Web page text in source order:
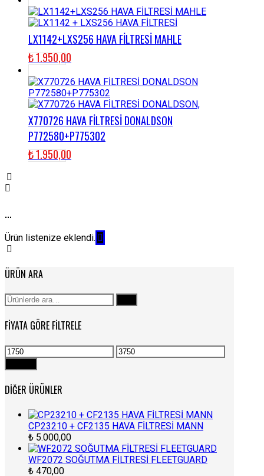
LX1142+LXS256 HAVA FİLTRESİ MAHLE
₺1.950,00
X770726 HAVA FİLTRESİ DONALDSON
P772580+P775302
₺1.950,00
...
Ürün listenize eklendi.
ÜRÜN ARA
Ara:
FIYATA GÖRE FILTRELE
En
düşük
fiyat
En
yüksek
DIĞER ÜRÜNLER
CP23210 + CF2135 HAVA FİLTRESİ MANN
₺ 5.000,00
WF2072 SOĞUTMA FİLTRESİ FLEETGUARD
₺ 470,00